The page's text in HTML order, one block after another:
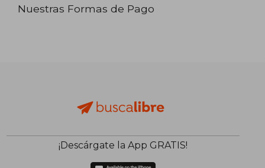
Nuestras Formas de Pago
¡Descárgate la App GRATIS!